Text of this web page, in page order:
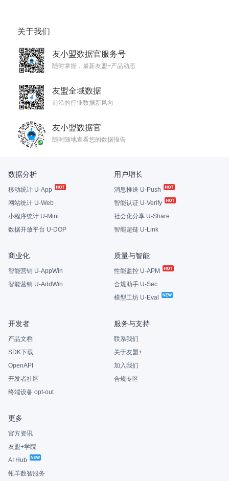
关于我们
友小盟数据官服务号
随时掌握，最新友盟+产品动态
友盟全域数据
前沿的行业数据新风向
友小盟数据官
随时随地查看您的数据报告
数据分析
移动统计 U-App
网站统计 U-Web
小程序统计 U-Mini
数据开放平台 U-DOP
用户增长
消息推送 U-Push
智能认证 U-Verify
社会化分享 U-Share
智能超链 U-Link
商业化
智能营销 U-AppWin
智能营销 U-AddWin
质量与智能
性能监控 U-APM
合规助手 U-Sec
模型工坊 U-Eval
开发者
产品文档
SDK下载
OpenAPI
开发者社区
终端设备 opt-out
服务与支持
联系我们
关于友盟+
加入我们
合规专区
更多
官方资讯
友盟+学院
AI Hub
瓴羊数智服务